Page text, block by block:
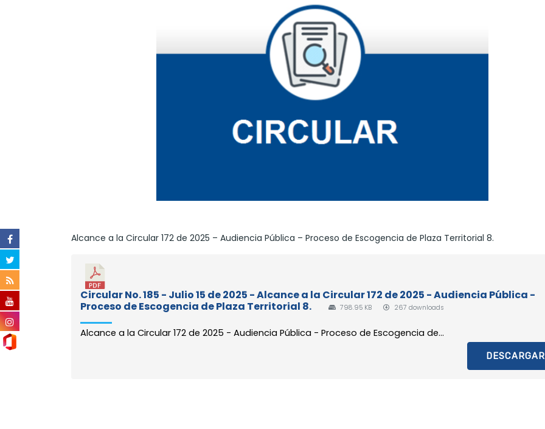
Alcance a la Circular 172 de 2025 – Audiencia Pública – Proceso de Escogencia de Plaza Territorial 8.
Circular No. 185 - Julio 15 de 2025 - Alcance a la Circular 172 de 2025 - Audiencia Pública -
Proceso de Escogencia de Plaza Territorial 8.
798.95 KB 267 downloads
Alcance a la Circular 172 de 2025 - Audiencia Pública - Proceso de Escogencia de...
DESCARGAR